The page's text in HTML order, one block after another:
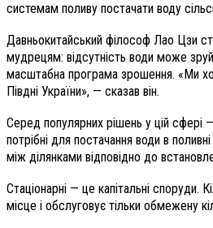
системам поливу постачати воду
Давньокитайський філософ Лао Цзи
мудрецям: відсутність води може
масштабна програма зрошення. «Ми
Півдні України», — сказав він.
Серед популярних рішень у цій
потрібні для постачання води в
між ділянками відповідно до
Стаціонарні — це капітальні споруди.
місце і обслуговує тільки обмежену